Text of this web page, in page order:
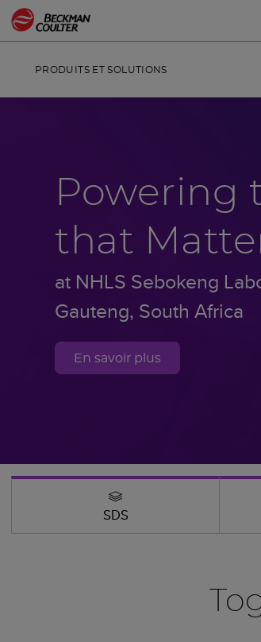
PRODUITS ET SOLUTIONS
Powering
that
at NHLS Sebokeng
Gauteng, South Africa
En savoir plus
SDS